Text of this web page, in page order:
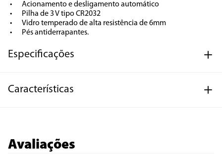
•	Acionamento e desligamento automático
•	Pilha de 3 V tipo CR2032
•	Vidro temperado de alta resistência de 6mm
•	Pés antiderrapantes.
Especificações
Características
Avaliações